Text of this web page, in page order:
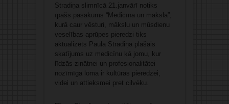
Stradiņa slimnīcā 21.janvārī notiks
īpašs pasākums “Medicīna un māksla”,
kurā caur vēsturi, mākslu un mūsdienu
veselības aprūpes pieredzi tiks
aktualizēts Paula Stradiņa plašais
skatījums uz medicīnu kā jomu, kur
līdzās zinātnei un profesionalitātei
nozīmīga loma ir kultūras pieredzei,
videi un attieksmei pret cilvēku.